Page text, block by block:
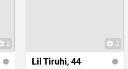
2 2
Lil Tiruhi, 44